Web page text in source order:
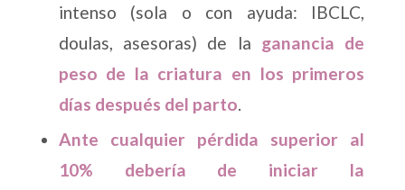
intenso (sola o con ayuda: IBCLC,
doulas, asesoras) de la ganancia de
peso de la criatura en los primeros
días después del parto.
Ante cualquier pérdida superior al
10% debería de iniciar la